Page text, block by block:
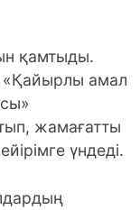
қамтыды.
«Қайырлы амал
жамағатты
үндеді.